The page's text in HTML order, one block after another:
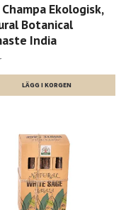
Champa Ekologisk,
Botanical
India